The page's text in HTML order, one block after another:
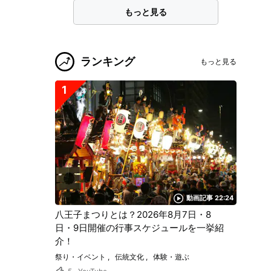
もっと見る
ランキング もっと見る
動画記事 22:24
1
八王子まつりとは？2026年8月7日・8
日・9日開催の行事スケジュールを一挙紹
介！
祭り・イベント 伝統文化
体験・遊ぶ